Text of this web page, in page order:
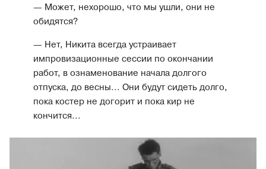
— Может, нехорошо, что мы ушли, они не
обидятся?
— Нет, Никита всегда устраивает
импровизационные сессии по окончании
работ, в ознаменование начала долгого
отпуска, до весны... Они будут сидеть долго,
пока костер не догорит и пока кир не
кончится...